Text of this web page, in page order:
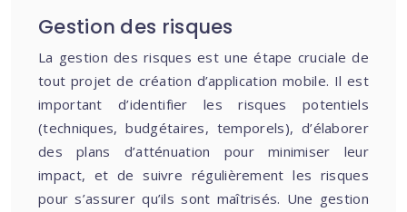
Gestion des risques
La gestion des risques est une étape cruciale de
tout projet de création d’application mobile. Il est
important d’identifier les risques potentiels
(techniques, budgétaires, temporels), d’élaborer
des plans d’atténuation pour minimiser leur
impact, et de suivre régulièrement les risques
pour s’assurer qu’ils sont maîtrisés. Une gestion